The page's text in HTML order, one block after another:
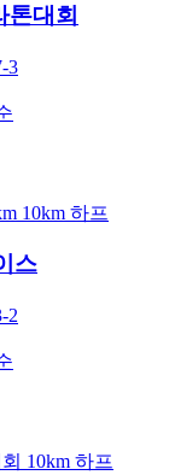
톤대회
3
10km 하프
스
2
10km 하프